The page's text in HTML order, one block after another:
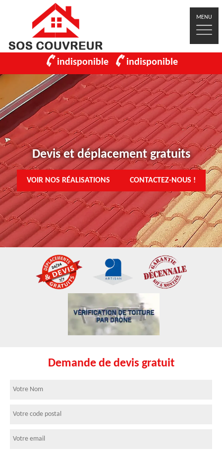
MENU
indisponible indisponible
Devis et déplacement gratuits
VOIR NOS RÉALISATIONS CONTACTEZ-NOUS !
Demande de devis gratuit